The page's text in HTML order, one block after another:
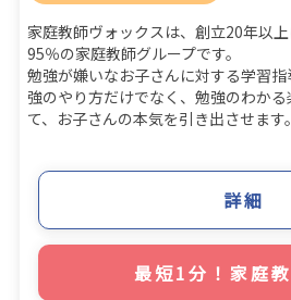
家庭教師ヴォックスは、創立20年以
95％の家庭教師グループです。
勉強が嫌いなお子さんに対する学習
強のやり方だけでなく、勉強のわか
て、お子さんの本気を引き出させます。
詳細
最短1分！家庭